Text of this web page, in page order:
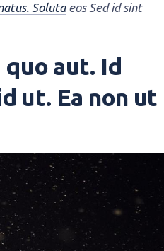
Solutaeos Sed id sint
aut. Id
ut. Ea non ut